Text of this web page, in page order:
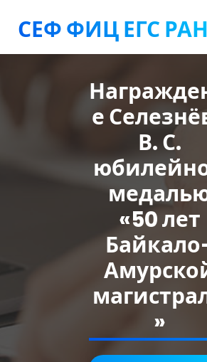
содержимому
СЕФ ФИЦ ЕГС РАН
е
В. С.
«50 лет
»